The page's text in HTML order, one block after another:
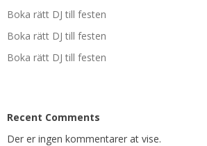
Boka rätt DJ till festen
Boka rätt DJ till festen
Boka rätt DJ till festen
Recent Comments
Der er ingen kommentarer at vise.